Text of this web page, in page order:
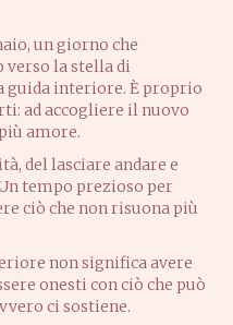
un giorno che
verso la stella di
guida interiore. È proprio
ad accogliere il nuovo
amore.
del lasciare andare e
tempo prezioso per
ciò che non risuona più
non significa avere
onesti con ciò che può
ci sostiene.